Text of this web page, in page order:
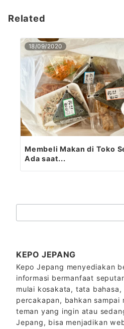
Related
18/09/2020
Membeli Makan di Toko
Ada saat...
索：
KEPO JEPANG
Kepo Jepang menyediakan
informasi bermanfaat
mulai kosakata, tata
percakapan, bahkan sampai
teman yang ingin atau
Jepang, bisa menjadikan